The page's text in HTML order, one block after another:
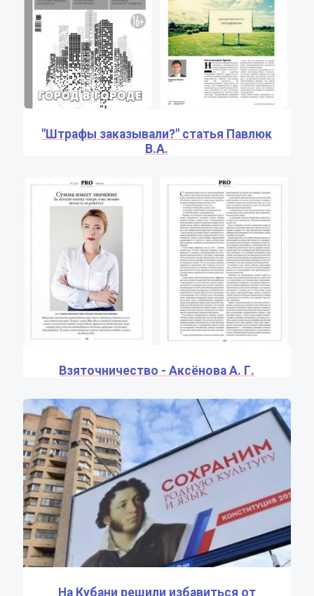
"Штрафы заказывали?" статья Павлюк
В.А.
Взяточничество - Аксёнова А. Г.
На Кубани решили избавиться от